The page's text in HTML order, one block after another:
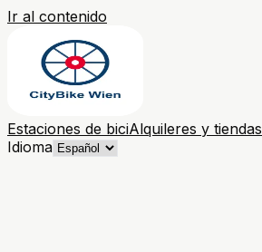
Ir al contenido
Estaciones de biciAlquileres y tiendas
Idioma